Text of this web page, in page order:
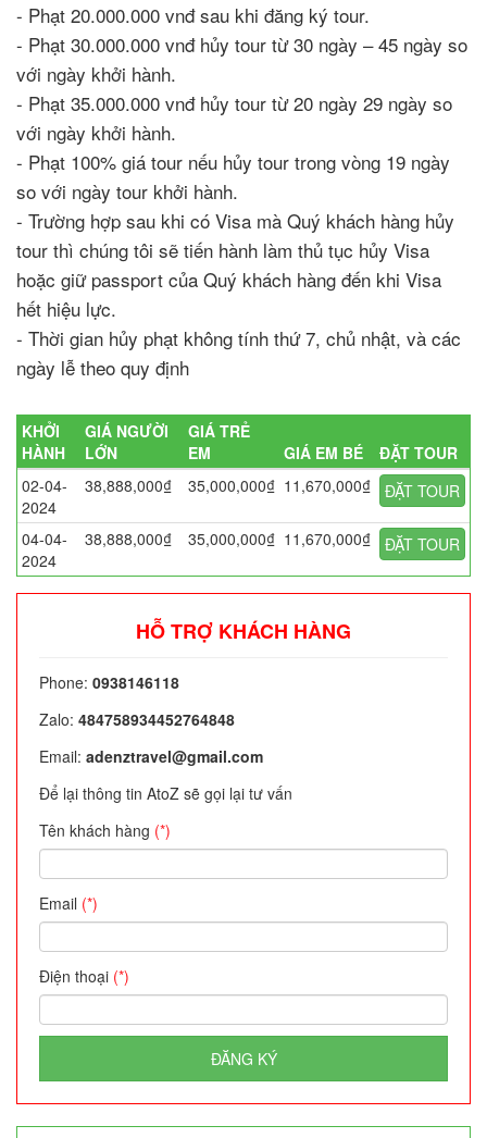
- Phạt 20.000.000 vnđ sau khi đăng ký tour.
- Phạt 30.000.000 vnđ hủy tour từ 30 ngày – 45 ngày so
với ngày khởi hành.
- Phạt 35.000.000 vnđ hủy tour từ 20 ngày 29 ngày so
với ngày khởi hành.
- Phạt 100% giá tour nếu hủy tour trong vòng 19 ngày
so với ngày tour khởi hành.
- Trường hợp sau khi có Visa mà Quý khách hàng hủy
tour thì chúng tôi sẽ tiến hành làm thủ tục hủy Visa
hoặc giữ passport của Quý khách hàng đến khi Visa
hết hiệu lực.
- Thời gian hủy phạt không tính thứ 7, chủ nhật, và các
ngày lễ theo quy định
KHỞI
HÀNH
GIÁ NGƯỜI
LỚN
GIÁ TRẺ
EM
GIÁ EM BÉ
ĐẶT TOUR
02-04-
2024
38,888,000₫ 35,000,000₫ 11,670,000₫ ĐẶT TOUR
04-04-
2024
38,888,000₫ 35,000,000₫ 11,670,000₫ ĐẶT TOUR
HỖ TRỢ KHÁCH HÀNG
Phone: 0938146118
Zalo: 484758934452764848
Email: adenztravel@gmail.com
Để lại thông tin AtoZ sẽ gọi lại tư vấn
Tên khách hàng (*)
Email (*)
Điện thoại (*)
ĐĂNG KÝ